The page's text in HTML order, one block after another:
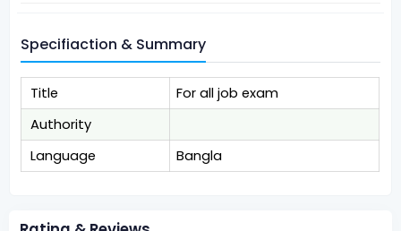
Specifiaction & Summary
Title
For all job exam
Authority
Language
Bangla